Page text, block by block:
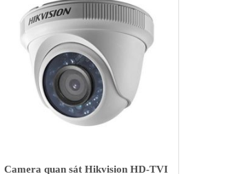
Camera quan sát Hikvision HD-TVI